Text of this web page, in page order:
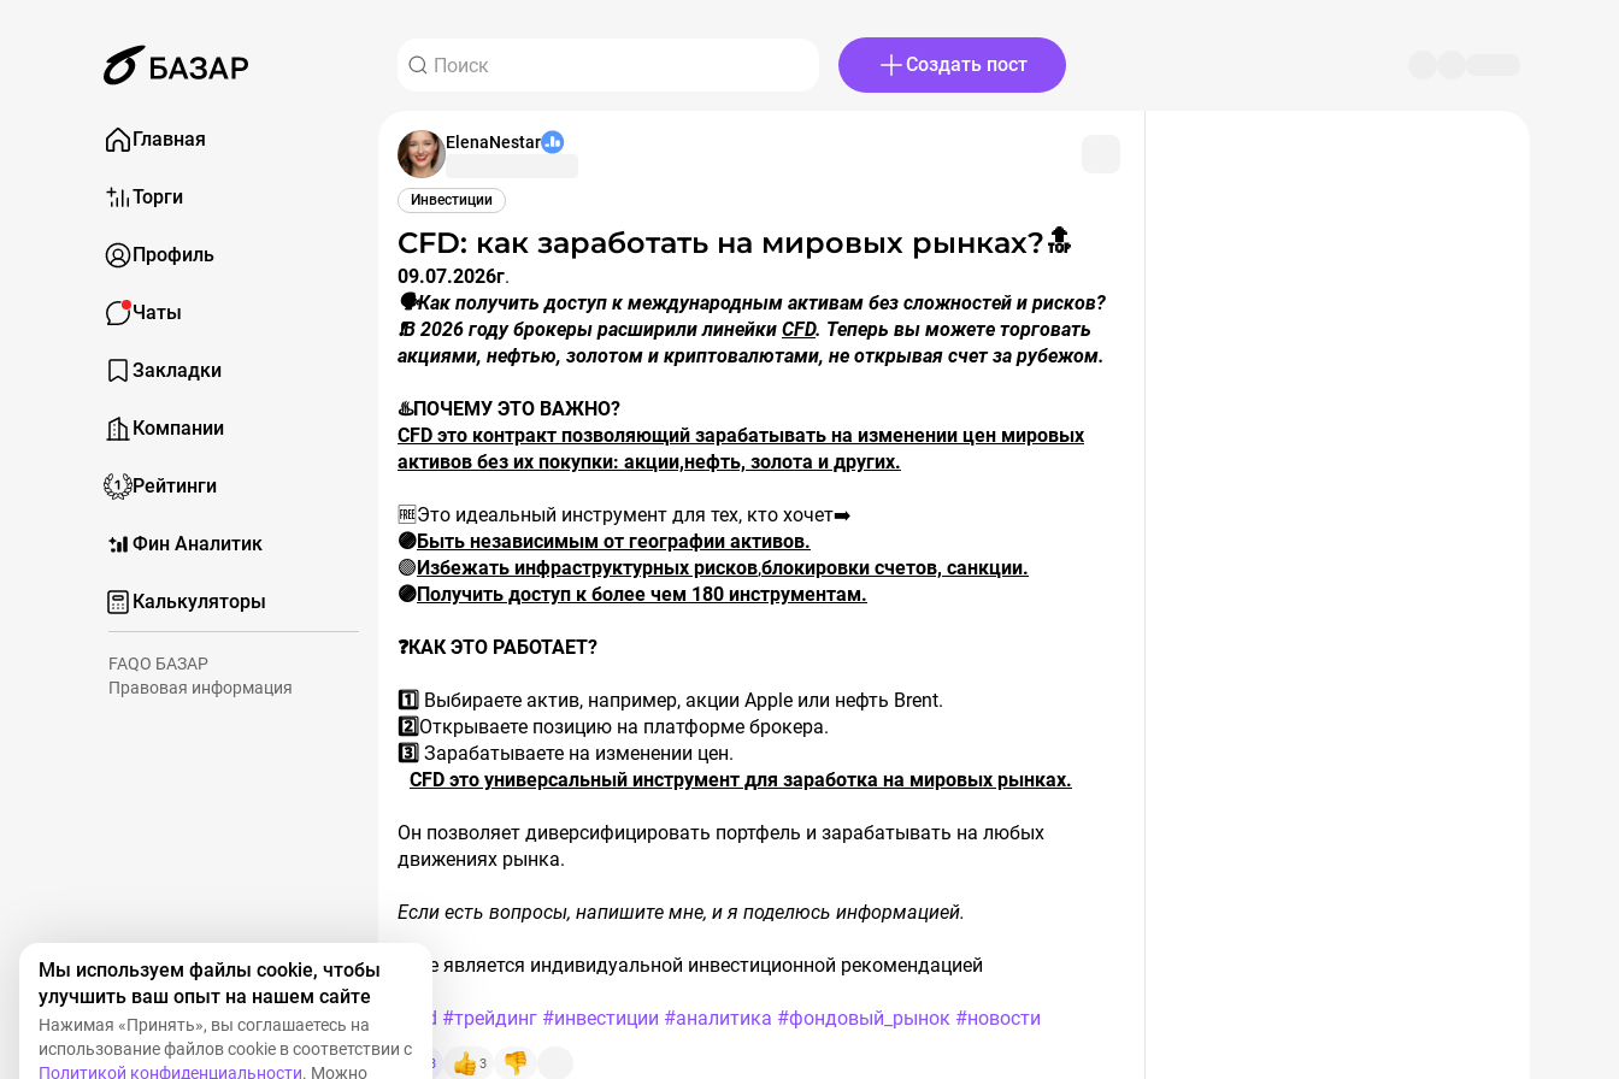
Создать пост
Главная
Торги
Профиль
Чаты
Закладки
Компании
Рейтинги
Фин Аналитик
Калькуляторы
FAQО БАЗАР
Правовая информация
ElenaNestar
Инвестиции
CFD: как заработать на мировых рынках?🔝
09.07.2026г.
🗣️Как получить доступ к международным активам без сложностей и рисков?
❗️В 2026 году брокеры расширили линейки CFD. Теперь вы можете торговать
акциями, нефтью, золотом и криптовалютами, не открывая счет за рубежом.
♨️ПОЧЕМУ ЭТО ВАЖНО?
CFD это контракт позволяющий зарабатывать на изменении цен мировых
активов без их покупки: акции,нефть, золота и других.
🆓Это идеальный инструмент для тех, кто хочет➡️
🟣Быть независимым от географии активов.
🟣Избежать инфраструктурных рисков,блокировки счетов, санкции.
🟣Получить доступ к более чем 180 инструментам.
❓КАК ЭТО РАБОТАЕТ?
1️⃣ Выбираете актив, например, акции Apple или нефть Brent.
2️⃣Открываете позицию на платформе брокера.
3️⃣ Зарабатываете на изменении цен.
CFD это универсальный инструмент для заработка на мировых рынках.
Он позволяет диверсифицировать портфель и зарабатывать на любых
движениях рынка.
Если есть вопросы, напишите мне, и я поделюсь информацией.
⚠️Не является индивидуальной инвестиционной рекомендацией
#cfd #трейдинг #инвестиции #аналитика #фондовый_рынок #новости
3 3
Мы используем файлы cookie, чтобы
улучшить ваш опыт на нашем сайте
Нажимая «Принять», вы соглашаетесь на
использование файлов cookie в соответствии с
Политикой конфиденциальности. Можно